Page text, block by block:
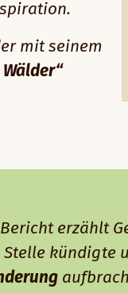
mit seinem
erzählt
kündigte